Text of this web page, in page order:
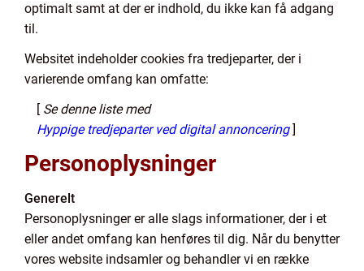
optimalt samt at der er indhold, du ikke kan få adgang
til.
Websitet indeholder cookies fra tredjeparter, der i
varierende omfang kan omfatte:
[ Se denne liste med
Hyppige tredjeparter ved digital annoncering]
Personoplysninger
Generelt
Personoplysninger er alle slags informationer, der i et
eller andet omfang kan henføres til dig. Når du benytter
vores website indsamler og behandler vi en række